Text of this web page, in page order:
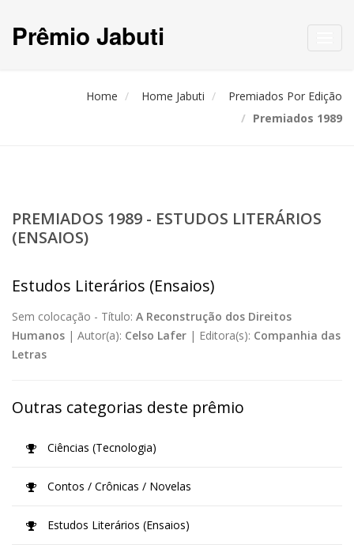
Prêmio Jabuti
Home Home Jabuti
Premiados Por Edição
Premiados 1989
PREMIADOS 1989 - ESTUDOS LITERÁRIOS
(ENSAIOS)
Estudos Literários (Ensaios)
Sem colocação - Título: A Reconstrução dos Direitos
Humanos | Autor(a): Celso Lafer | Editora(s): Companhia das
Letras
Outras categorias deste prêmio
Ciências (Tecnologia)
Contos / Crônicas / Novelas
Estudos Literários (Ensaios)